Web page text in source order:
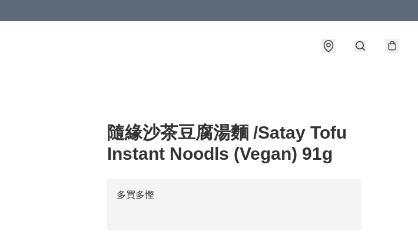
隨緣沙茶豆腐湯麵 /Satay Tofu
Instant Noodls (Vegan) 91g
多買多慳